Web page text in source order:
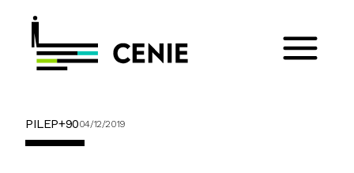
PILEP+9004/12/2019